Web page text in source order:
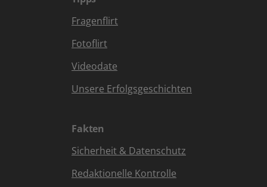
Fragenflirt
Fotoflirt
Videodate
Unsere Erfolgsgeschichten
Fakten
Sicherheit & Datenschutz
Redaktionelle Kontrolle